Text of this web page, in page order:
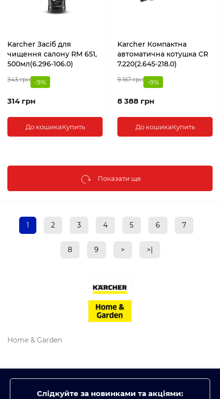
Karcher Засіб для
чищення салону RM 651,
500мл(6.296-106.0)
343 грн -9%
314 грн
До кошикаКупить
Karcher Компактна
автоматична котушка CR
7.220(2.645-218.0)
9 167 грн -9%
8 388 грн
До кошикаКупить
Показати ще
1 2 3 4 5 6 7
8 9 > >|
Home & Garden
Слідкуйте за новинками та акціями: